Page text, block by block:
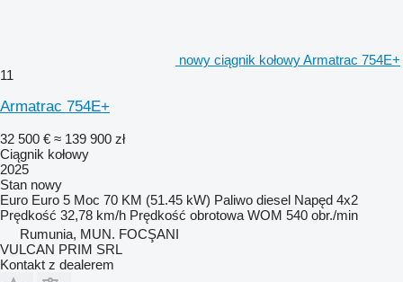
nowy ciągnik kołowy Armatrac 754E+
11
Armatrac 754E+
32 500 € ≈ 139 900 zł
Ciągnik kołowy
2025
Stan nowy
Euro Euro 5 Moc 70 KM (51.45 kW) Paliwo diesel Napęd 4x2
Prędkość 32,78 km/h Prędkość obrotowa WOM 540 obr./min
Rumunia, MUN. FOCŞANI
VULCAN PRIM SRL
Kontakt z dealerem